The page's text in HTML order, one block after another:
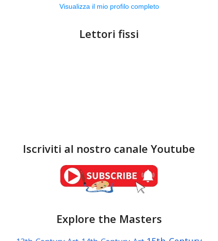
Visualizza il mio profilo completo
Lettori fissi
Iscriviti al nostro canale Youtube
Explore the Masters